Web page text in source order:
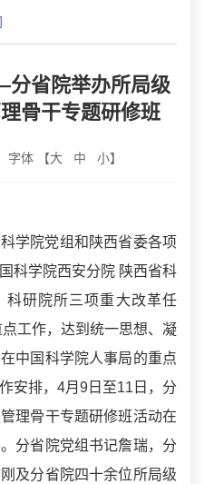
省院举办所局级
骨干专题研修班
字体 【大 中 小】
学院党组和陕西省委各项
科学院西安分院 陕西省科
科研院所三项重大改革任
工作，达到统一思想、凝
中国科学院人事局的重点
安排，4月9日至11日，分
理骨干专题研修班活动在
分省院党组书记詹瑞，分
及分省院四十余位所局级